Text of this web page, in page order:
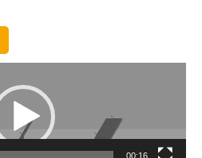
00:16